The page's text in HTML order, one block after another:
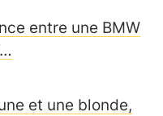
entre une BMW
et une blonde,